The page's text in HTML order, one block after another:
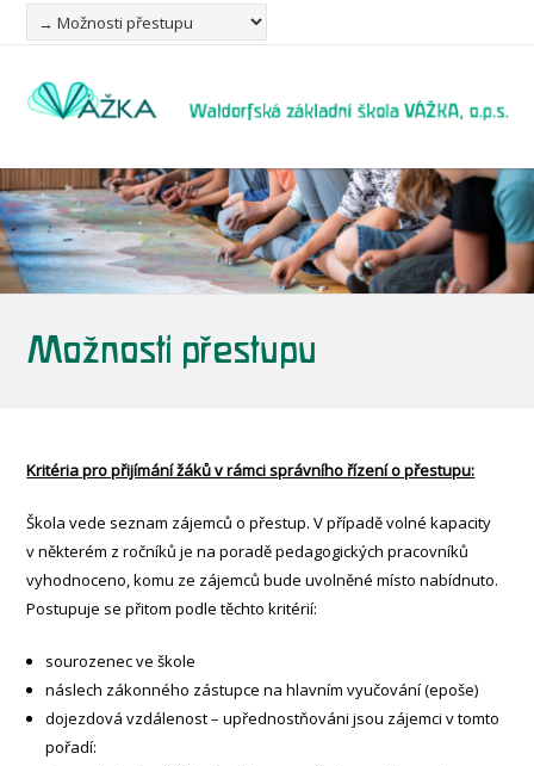
Možnosti přestupu
Kritéria pro přijímání žáků v rámci správního řízení o přestupu:
Škola vede seznam zájemců o přestup. V případě volné kapacity
v některém z ročníků je na poradě pedagogických pracovníků
vyhodnoceno, komu ze zájemců bude uvolněné místo nabídnuto.
Postupuje se přitom podle těchto kritérií:
sourozenec ve škole
náslech zákonného zástupce na hlavním vyučování (epoše)
dojezdová vzdálenost – upřednostňováni jsou zájemci v tomto
pořadí: